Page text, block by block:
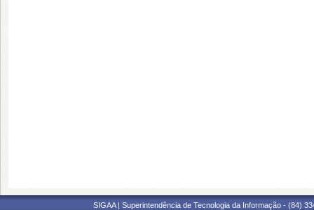
SIGAA | Superintendência de Tecnologia da Informação - (84)